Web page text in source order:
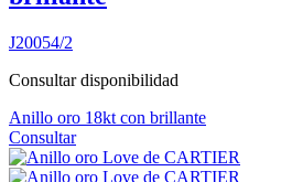
J20054/2
Consultar disponibilidad
Anillo oro 18kt con brillante
Consultar